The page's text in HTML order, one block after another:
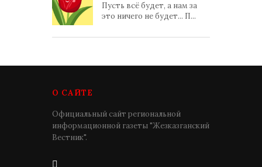
Пусть всё будет, а нам за
это ничего не будет... П...
О САЙТЕ
Официальный сайт региональной
информационной газеты "Жезказганский
Вестник".